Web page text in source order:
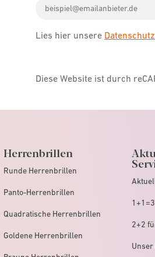
address
Lies hier unsere
Diese Website ist durch
Herrenbrillen
Runde Herrenbrillen
Panto-Herrenbrillen
Quadratische Herrenbrillen
Goldene Herrenbrillen
1+1=3
2+2